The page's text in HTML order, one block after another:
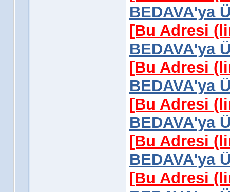
BEDAVA'ya
[Bu Adresi
BEDAVA'ya
[Bu Adresi
BEDAVA'ya
[Bu Adresi
BEDAVA'ya
[Bu Adresi
BEDAVA'ya
[Bu Adresi